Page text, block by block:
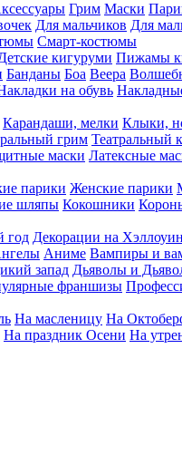
Грим Маски
Для мальчиков Для
Смарт-костюмы
кигуруми Пижамы
Банданы Боа Веера
на обувь
Карандаши, мелки Клыки,
грим Театральный
маски Латексные
парики Женские парики
шляпы Кокошники
год Декорации на Хэллоуин
Аниме Вампиры и
запад Дьяволы и
франшизы
На масленицу На
На праздник Осени На